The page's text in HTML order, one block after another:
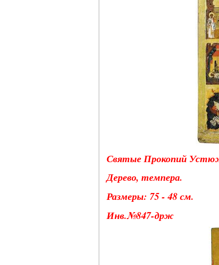
Святые Прокопий
Дерево, темпера.
Размеры: 75 - 48 см.
Инв.№847-држ